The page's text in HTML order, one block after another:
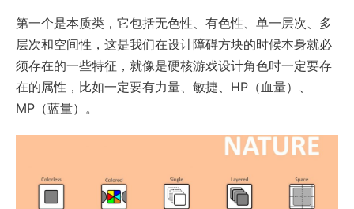
第一个是本质类，它包括无色性、有色性、单一层次、多
层次和空间性，这是我们在设计障碍方块的时候本身就必
须存在的一些特征，就像是硬核游戏设计角色时一定要存
在的属性，比如一定要有力量、敏捷、HP（血量）、
MP（蓝量）。